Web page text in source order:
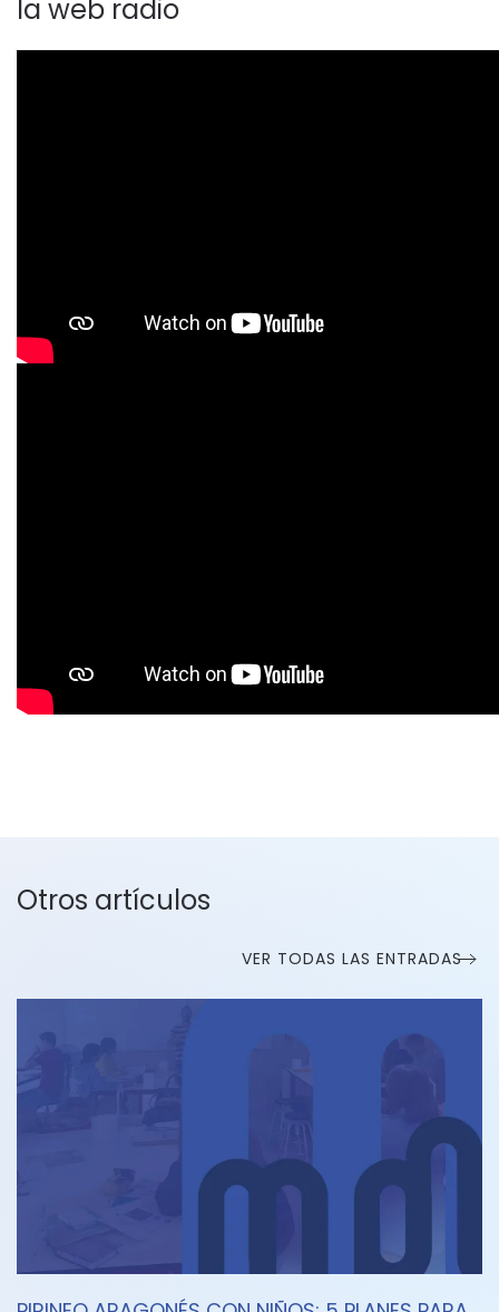
la web radio
Otros artículos
VER TODAS LAS ENTRADAS